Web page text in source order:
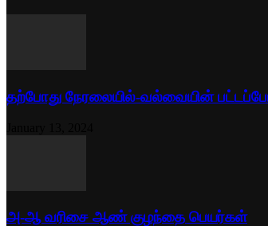
தற்போது நேரலையில்-வல்வையின்
அ-ஆ வரிசை ஆண் குழந்தை பெயர்கள்